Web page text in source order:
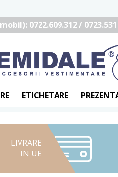
0722.609.312 /
ETICHETARE
LIVRARE
IN UE